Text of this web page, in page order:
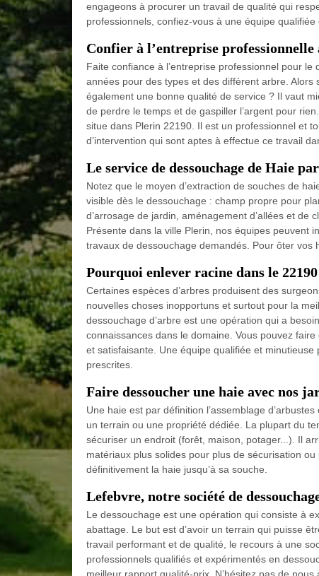
engageons à procurer un travail de qualité qui
professionnels, confiez-vous à une équipe qualifiée
Confier à l’entreprise professionnelle
Faite confiance à l’entreprise professionnel pour
années pour des types et des diffèrent arbre.
également une bonne qualité de service ? Il vaut
de perdre le temps et de gaspiller l’argent pour
situe dans Plerin 22190. Il est un professionnel et
d’intervention qui sont aptes à effectue ce travail
Le service de dessouchage de Haie
Notez que le moyen d’extraction de souches de
visible dès le dessouchage : champ propre pour
d’arrosage de jardin, aménagement d’allées et
Présente dans la ville Plerin, nos équipes peuvent
travaux de dessouchage demandés. Pour ôter vos
Pourquoi enlever racine dans le 22190
Certaines espèces d’arbres produisent des
nouvelles choses inopportuns et surtout pour la
dessouchage d’arbre est une opération qui a
connaissances dans le domaine. Vous pouvez
et satisfaisante. Une équipe qualifiée et
prescrites.
Faire dessoucher une haie avec nos
Une haie est par définition l’assemblage
un terrain ou une propriété dédiée. La plupart du
sécuriser un endroit (forêt, maison, potager...). Il
matériaux plus solides pour plus de sécurisation
définitivement la haie jusqu’à sa souche.
Lefebvre, notre société de
Le dessouchage est une opération qui consiste à
abattage. Le but est d’avoir un terrain qui puisse
travail performant et de qualité, le recours à une
professionnels qualifiés et expérimentés en